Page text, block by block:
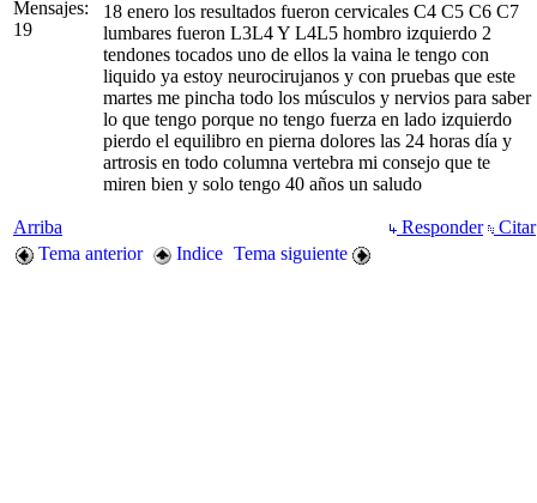
Mensajes:
19
18 enero los resultados fueron cervicales C4 C5 C6 C7
lumbares fueron L3L4 Y L4L5 hombro izquierdo 2
tendones tocados uno de ellos la vaina le tengo con
liquido ya estoy neurocirujanos y con pruebas que este
martes me pincha todo los músculos y nervios para saber
lo que tengo porque no tengo fuerza en lado izquierdo
pierdo el equilibro en pierna dolores las 24 horas día y
artrosis en todo columna vertebra mi consejo que te
miren bien y solo tengo 40 años un saludo
Arriba Responder
Citar
Tema anterior
Indice Tema siguiente